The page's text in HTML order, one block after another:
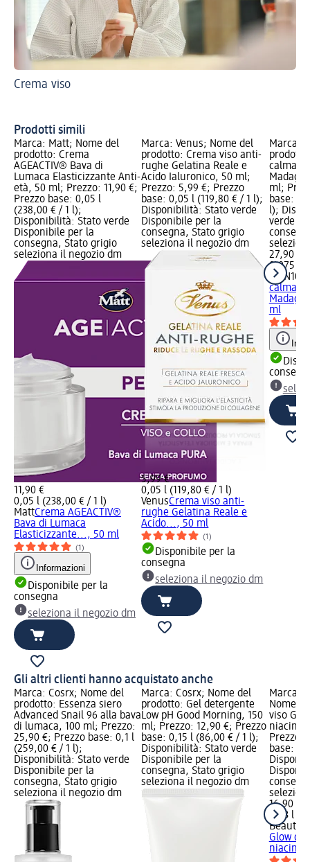
Crema viso
Prodotti simili
Marca: Matt; Nome del
prodotto: Crema
AGEACTIV® Bava di
Lumaca Elasticizzante Anti-
età, 50 ml; Prezzo: 11,90 €;
Prezzo base: 0,05 l
(238,00 € / 1 l);
Disponibilità: Stato verde
Disponibile per la
consegna, Stato grigio
seleziona il negozio dm
11,90 €
0,05 l (238,00 € / 1 l)
MattCrema AGEACTIV®
Bava di Lumaca
Elasticizzante..., 50 ml
(1)
Informazioni
Disponibile per la
consegna
seleziona il negozio dm
Marca: Venus; Nome del
prodotto: Crema viso anti-
rughe Gelatina Reale e
Acido Ialuronico, 50 ml;
Prezzo: 5,99 €; Prezzo
base: 0,05 l (119,80 € / 1 l);
Disponibilità: Stato verde
Disponibile per la
consegna, Stato grigio
seleziona il negozio dm
5,99 €
0,05 l (119,80 € / 1 l)
VenusCrema viso anti-
rughe Gelatina Reale e
Acido..., 50 ml
(1)
Disponibile per la
consegna
seleziona il negozio dm
Marca:
ml;
base:
l);
verde
27,90 €
0,075 l
ml
Gli altri clienti hanno acquistato anche
Marca: Cosrx; Nome del
prodotto: Essenza siero
Advanced Snail 96 alla bava
di lumaca, 100 ml; Prezzo:
25,90 €; Prezzo base: 0,1 l
(259,00 € / 1 l);
Disponibilità: Stato verde
Disponibile per la
consegna, Stato grigio
seleziona il negozio dm
Marca: Cosrx; Nome del
prodotto: Gel detergente
Low pH Good Morning, 150
ml; Prezzo: 12,90 €; Prezzo
base: 0,15 l (86,00 € / 1 l);
Disponibilità: Stato verde
Disponibile per la
consegna, Stato grigio
seleziona il negozio dm
Marca:
Nome
viso
Prezzo:
base:
16,90 €
0,03 l
Beauty
Glow